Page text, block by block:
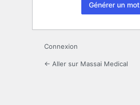
Connexion
← Aller sur Massai Medical